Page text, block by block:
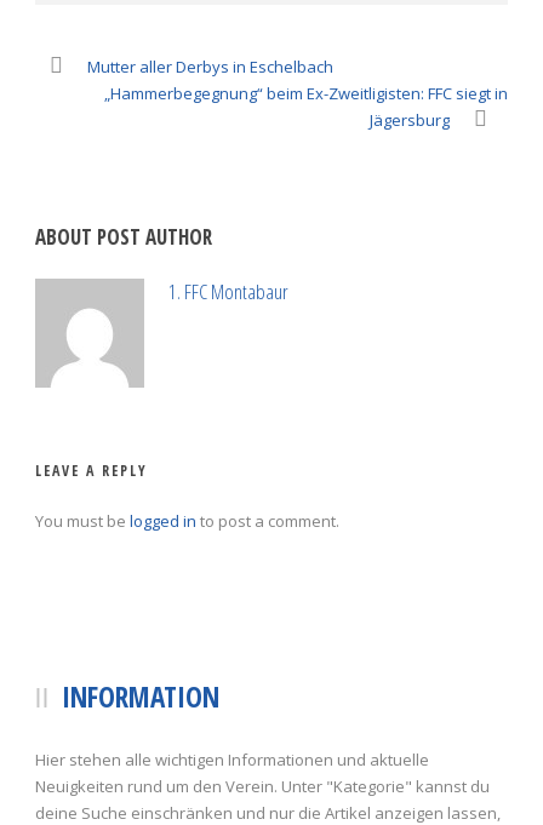
Mutter aller Derbys in Eschelbach
„Hammerbegegnung“ beim Ex-Zweitligisten: FFC siegt in
Jägersburg
ABOUT POST AUTHOR
1. FFC Montabaur
LEAVE A REPLY
You must be logged in to post a comment.
INFORMATION
Hier stehen alle wichtigen Informationen und aktuelle
Neuigkeiten rund um den Verein. Unter "Kategorie" kannst du
deine Suche einschränken und nur die Artikel anzeigen lassen,